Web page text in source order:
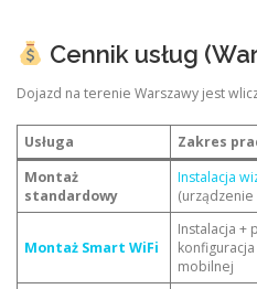
Cennik usług
Dojazd na terenie Warszawy jest
Usługa Zakres
Montaż
standardowy
Instalacja
(urządzenie
Montaż Smart WiFi
Instalacja +
mobilnej